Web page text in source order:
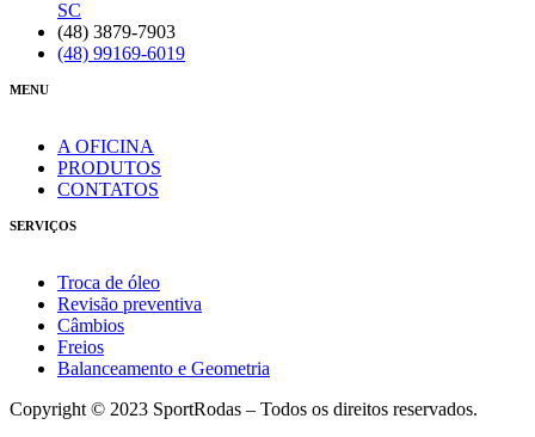
SC
(48) 3879-7903
(48) 99169-6019
MENU
A OFICINA
PRODUTOS
CONTATOS
SERVIÇOS
Troca de óleo
Revisão preventiva
Câmbios
Freios
Balanceamento e Geometria
Copyright © 2023 SportRodas – Todos os direitos reservados.